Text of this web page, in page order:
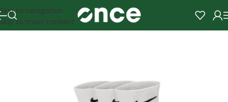
Skip to navigation
Skip to main content